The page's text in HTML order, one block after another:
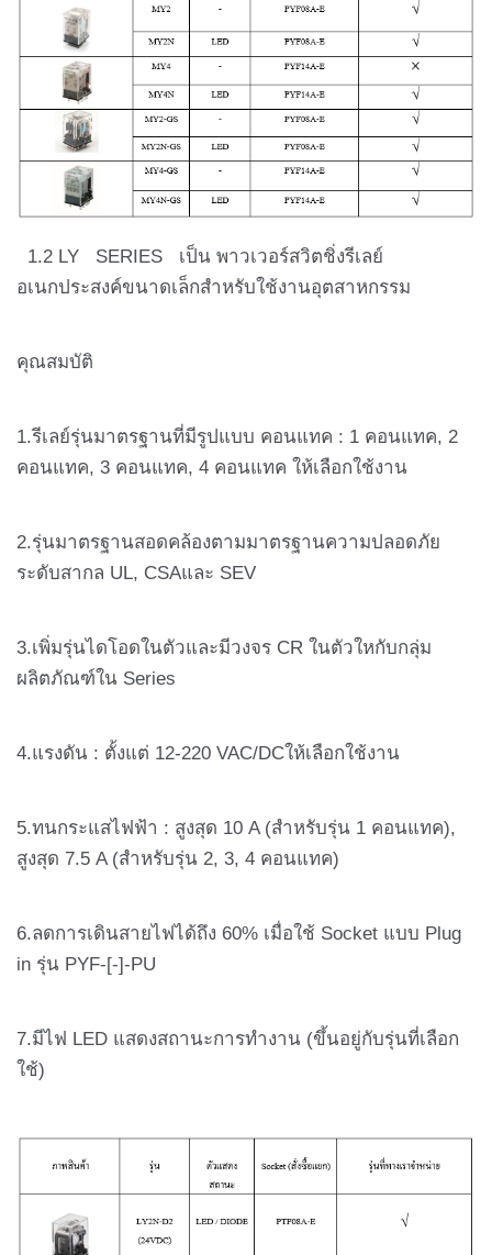
1.2 LY SERIES เป็น พาวเวอร์สวิตชิ่งรีเลย์
อเนกประสงค์ขนาดเล็กสำหรับใช้งานอุตสาหกรรม
คุณสมบัติ
1.รีเลย์รุ่นมาตรฐานที่มีรูปแบบ คอนแทค : 1 คอนแทค, 2
คอนแทค, 3 คอนแทค, 4 คอนแทค ให้เลือกใช้งาน
2.รุ่นมาตรฐานสอดคล้องตามมาตรฐานความปลอดภัย
ระดับสากล UL, CSAและ SEV
3.เพิ่มรุ่นไดโอดในตัวและมีวงจร CR ในตัวใหกับกลุ่ม
ผลิตภัณฑ์ใน Series
4.แรงดัน : ตั้งแต่ 12-220 VAC/DCให้เลือกใช้งาน
5.ทนกระแสไฟฟ้า : สูงสุด 10 A (สำหรับรุ่น 1 คอนแทค),
สูงสุด 7.5 A (สำหรับรุ่น 2, 3, 4 คอนแทค)
6.ลดการเดินสายไฟได้ถึง 60% เมื่อใช้ Socket แบบ Plug
in รุ่น PYF-[-]-PU
7.มีไฟ LED แสดงสถานะการทำงาน (ขึ้นอยู่กับรุ่นที่เลือก
ใช้)